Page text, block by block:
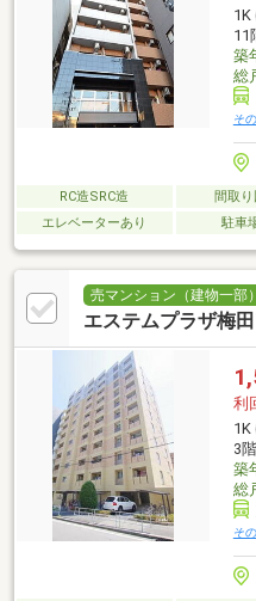
1K
11
築
総
そ
RC造SRC造 間取り
エレベーターあり
駐車
売マンション（建物一部）
エステムプラザ梅
利
1K
3
築
総
そ